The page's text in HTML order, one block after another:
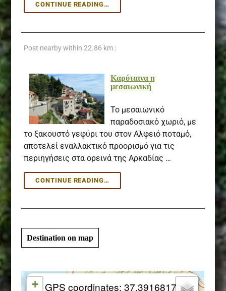
CONTINUE READING…
Post nearby within 22.86 km :
Καρύταινα η
μεσαιωνική
Το μεσαιωνικό
παραδοσιακό χωριό, με
το ξακουστό γεφύρι του στον Αλφειό ποταμό,
αποτελεί εναλλακτικό προορισμό για τις
περιηγήσεις στα ορεινά της Αρκαδίας …
CONTINUE READING…
Η
Destination on map